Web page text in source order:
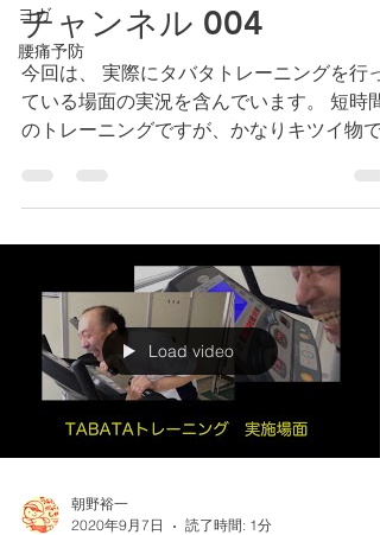
ヨガ
腰痛予防
チャンネル 004
今回は、 実際にタバタトレーニングを行っ
ている場面の実況を含んでいます。 短時間
のトレーニングですが、かなりキツイ物で
す。 知識の確認も含めお楽しみください。
この番組は、...
Load video
朝野裕一
2020年9月7日
読了時間: 1分